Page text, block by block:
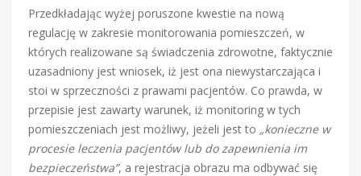
Przedkładając wyżej poruszone kwestie na nową
regulację w zakresie monitorowania pomieszczeń, w
których realizowane są świadczenia zdrowotne, faktycznie
uzasadniony jest wniosek, iż jest ona niewystarczająca i
stoi w sprzeczności z prawami pacjentów. Co prawda, w
przepisie jest zawarty warunek, iż monitoring w tych
pomieszczeniach jest możliwy, jeżeli jest to „konieczne w
procesie leczenia pacjentów lub do zapewnienia im
bezpieczeństwa”, a rejestracja obrazu ma odbywać się